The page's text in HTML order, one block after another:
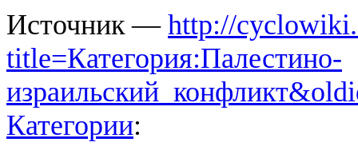
Источник — http://
title=Категория:Палестино-
Категории: